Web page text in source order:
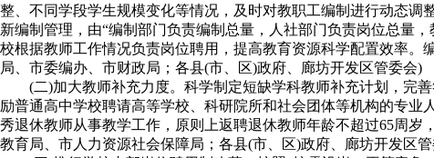
整、不同学段学生规模变化等情况，及时对教职工编制进行动态调
新编制管理，由“编制部门负责编制总量，人社部门负责岗位总量
校根据教师工作情况负责岗位聘用，提高教育资源科学配置效率
局、市委编办、市财政局；各县(市、区)政府、廊坊开发区管委会)
(二)加大教师补充力度。科学制定短缺学科教师补充计划，完
励普通高中学校聘请高等学校、科研院所和社会团体等机构的专
秀退休教师从事教学工作，原则上返聘退休教师年龄不超过65周
教育局、市人力资源社会保障局；各县(市、区)政府、廊坊开发区